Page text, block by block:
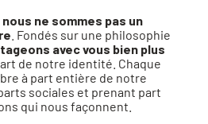
nous ne sommes pas un
. Fondés sur une philosophie
avec vous bien plus
de notre identité. Chaque
à part entière de notre
sociales et prenant part
qui nous façonnent.